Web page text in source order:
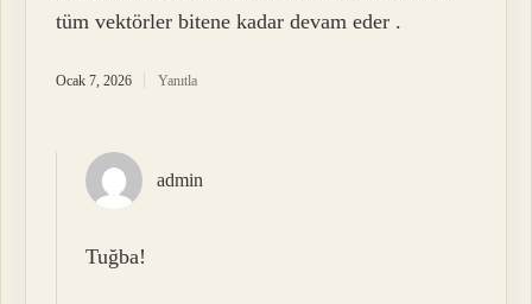
tüm vektörler bitene kadar devam eder .
Ocak 7, 2026 Yanıtla
admin
Tuğba!